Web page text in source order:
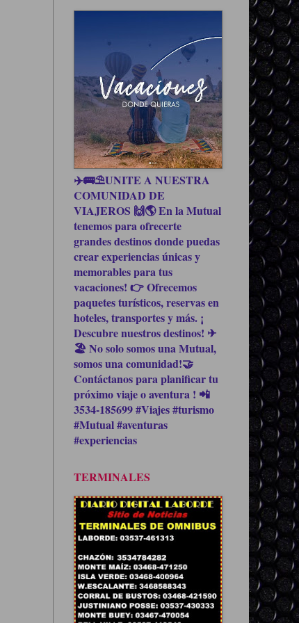
✈️🚌⛱UNITE A NUESTRA
COMUNIDAD DE
VIAJEROS 🙌🌎 En la Mutual
tenemos para ofrecerte
grandes destinos donde puedas
crear experiencias únicas y
memorables para tus
vacaciones! 👉 Ofrecemos
paquetes turísticos, reservas en
hoteles, transportes y más. ¡
Descubre nuestros destinos! ✈
🏖 No solo somos una Mutual,
somos una comunidad!🤝
Contáctanos para planificar tu
próximo viaje o aventura ! 📲
3534-185699 #Viajes #turismo
#Mutual #aventuras
#experiencias
TERMINALES